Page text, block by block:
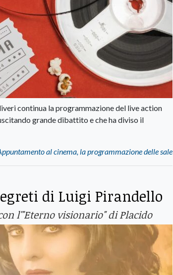
continua la programmazione del live action
grande dibattito e che ha diviso il
al cinema, la programmazione delle sale
di Luigi Pirandello
l'"Eterno visionario" di Placido